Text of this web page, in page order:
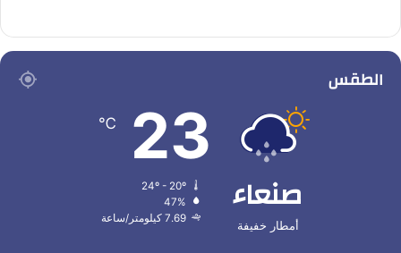
الطقس
صنعاء
أمطار خفيفة
23
℃
47%
7.69 كيلومتر/ساعة